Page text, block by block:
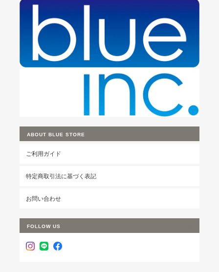
ABOUT BLUE STORE
ご利用ガイド
特定商取引法に基づく表記
お問い合わせ
FOLLOW US